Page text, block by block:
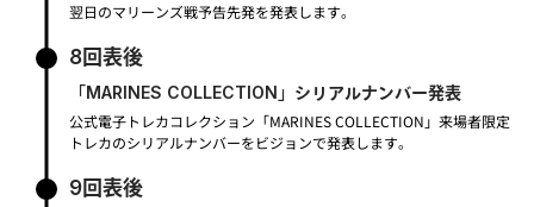
翌日のマリーンズ戦予告先発を発表します。
8回表後
「MARINES COLLECTION」シリアルナンバー発表
公式電子トレカコレクション「MARINES COLLECTION」来場者限定
トレカのシリアルナンバーをビジョンで発表します。
9回表後